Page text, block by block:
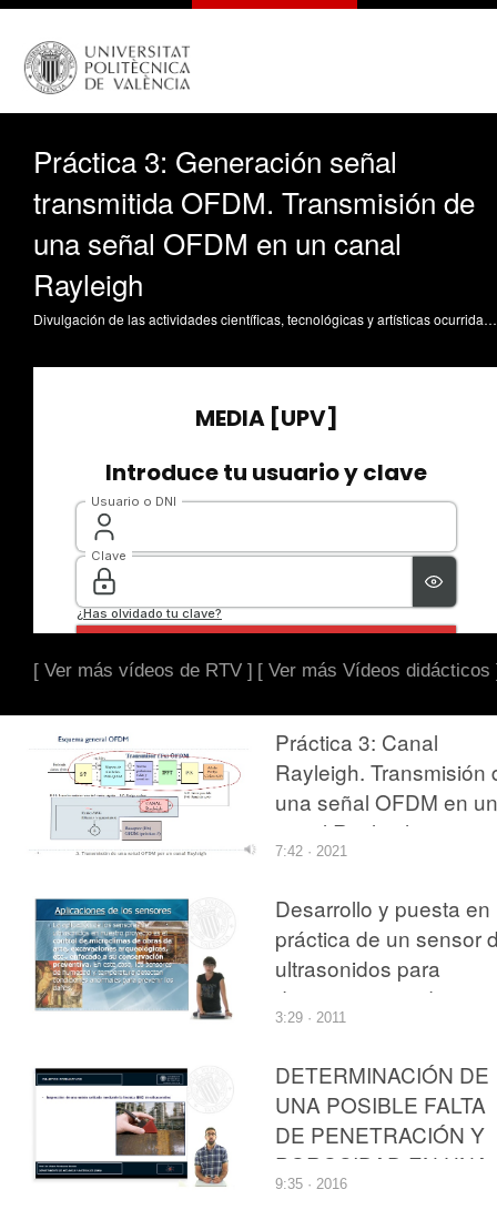
Práctica 3: Generación señal
transmitida OFDM. Transmisión de
una señal OFDM en un canal
Rayleigh
Divulgación de las actividades científicas, tecnológicas y artísticas ocurridas en los tres campus de la UPV
[ Ver más vídeos de RTV ] [ Ver más Vídeos didácticos
Práctica 3: Canal
Rayleigh. Transmisión
una señal OFDM en un
canal Rayleigh.
7:42 · 2021
Desarrollo y puesta en
práctica de un sensor
ultrasonidos para
detectar juntas de
ladrillos y trozos
despegados de una
pintura al fresco del
XV
3:29 · 2011
DETERMINACIÓN DE
UNA POSIBLE FALTA
DE PENETRACIÓN Y
POROSIDAD EN UNA
SOLDADURA
9:35 · 2016